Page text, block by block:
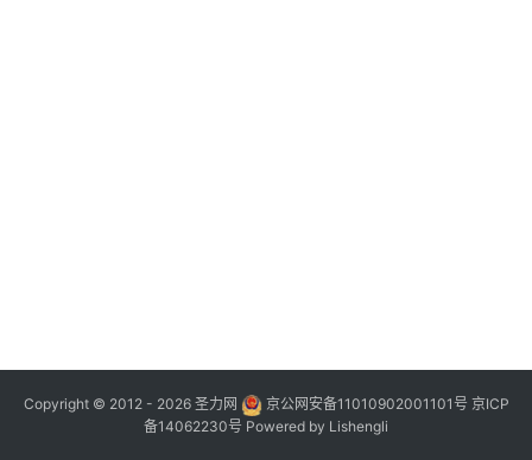
Copyright © 2012 - 2026 圣力网 京公网安备11010902001101号 京ICP
备14062230号 Powered by Lishengli